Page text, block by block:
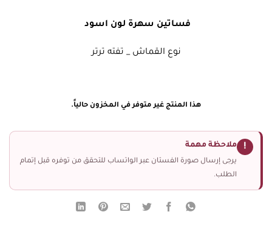
فساتين سهرة لون اسود
نوع القماش _ تفته ترتر
هذا المنتج غير متوفر في المخزون حالياً.
! ملاحظة مهمة
يرجى إرسال صورة الفستان عبر الواتساب للتحقق من توفره قبل إتمام
الطلب.